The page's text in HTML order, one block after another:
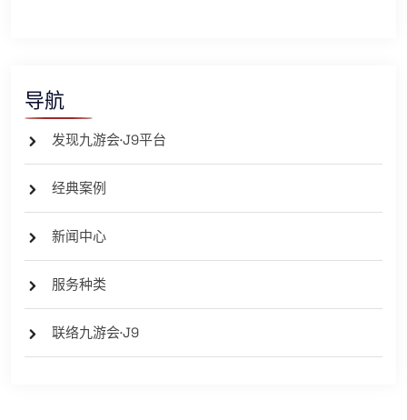
导航
发现九游会·J9平台
经典案例
新闻中心
服务种类
联络九游会·J9